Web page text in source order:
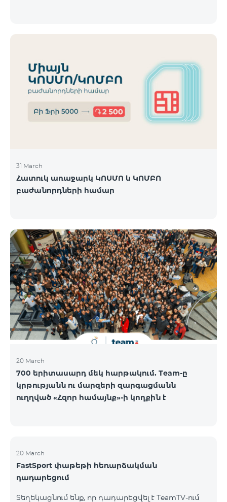
31 March
Հատուկ առաջարկ ԿՈՍՄՈ և ԿՈՄԲՈ
բաժանորդների համար
20 March
700 երիտասարդ մեկ հարթակում. Team-ը
կրթությանն ու մարզերի զարգացմանն
ուղղված «Հզոր համայնք»-ի կողքին է
20 March
FastSport փաթեթի հեռարձակման
դադարեցում
Տեղեկացնում ենք, որ դադարեցվել է TeamTV-ում